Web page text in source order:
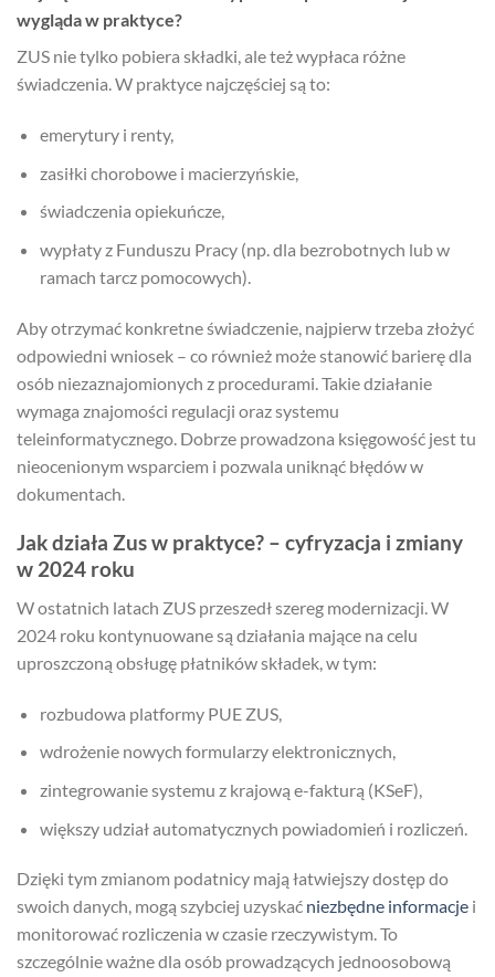
wygląda w praktyce?
ZUS nie tylko pobiera składki, ale też wypłaca różne
świadczenia. W praktyce najczęściej są to:
emerytury i renty,
zasiłki chorobowe i macierzyńskie,
świadczenia opiekuńcze,
wypłaty z Funduszu Pracy (np. dla bezrobotnych lub w
ramach tarcz pomocowych).
Aby otrzymać konkretne świadczenie, najpierw trzeba złożyć
odpowiedni wniosek – co również może stanowić barierę dla
osób niezaznajomionych z procedurami. Takie działanie
wymaga znajomości regulacji oraz systemu
teleinformatycznego. Dobrze prowadzona księgowość jest tu
nieocenionym wsparciem i pozwala uniknąć błędów w
dokumentach.
Jak działa Zus w praktyce? – cyfryzacja i zmiany
w 2024 roku
W ostatnich latach ZUS przeszedł szereg modernizacji. W
2024 roku kontynuowane są działania mające na celu
uproszczoną obsługę płatników składek, w tym:
rozbudowa platformy PUE ZUS,
wdrożenie nowych formularzy elektronicznych,
zintegrowanie systemu z krajową e-fakturą (KSeF),
większy udział automatycznych powiadomień i rozliczeń.
Dzięki tym zmianom podatnicy mają łatwiejszy dostęp do
swoich danych, mogą szybciej uzyskać niezbędne informacje i
monitorować rozliczenia w czasie rzeczywistym. To
szczególnie ważne dla osób prowadzących jednoosobową